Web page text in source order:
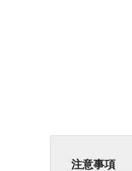
注意事項